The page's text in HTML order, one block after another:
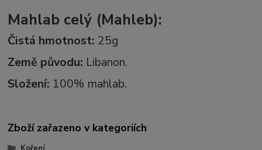
Mahlab celý (Mahleb):
Čistá hmotnost: 25g
Země původu: Libanon.
Složení: 100% mahlab.
Zboží zařazeno v kategoriích